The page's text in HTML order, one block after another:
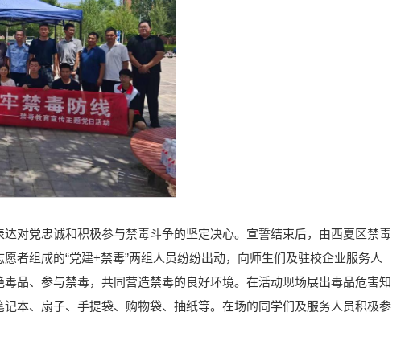
对党忠诚和积极参与禁毒斗争的坚定决心。宣誓结束后，由西夏区禁毒
者组成的“党建+禁毒”两组人员纷纷出动，向师生们及驻校企业服务人
品、参与禁毒，共同营造禁毒的良好环境。在活动现场展出毒品危害知
本、扇子、手提袋、购物袋、抽纸等。在场的同学们及服务人员积极参